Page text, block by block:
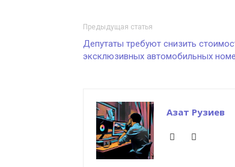
Предыдущая статья
Депутаты требуют снизить
эксклюзивных автомобильных
Азат Рузиев